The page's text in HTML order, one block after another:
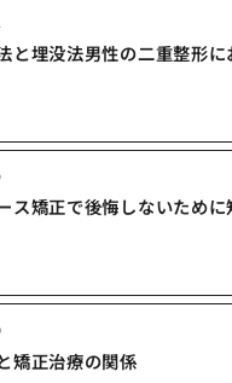
と埋没法男性の二重整形
ス矯正で後悔しないため
矯正治療の関係